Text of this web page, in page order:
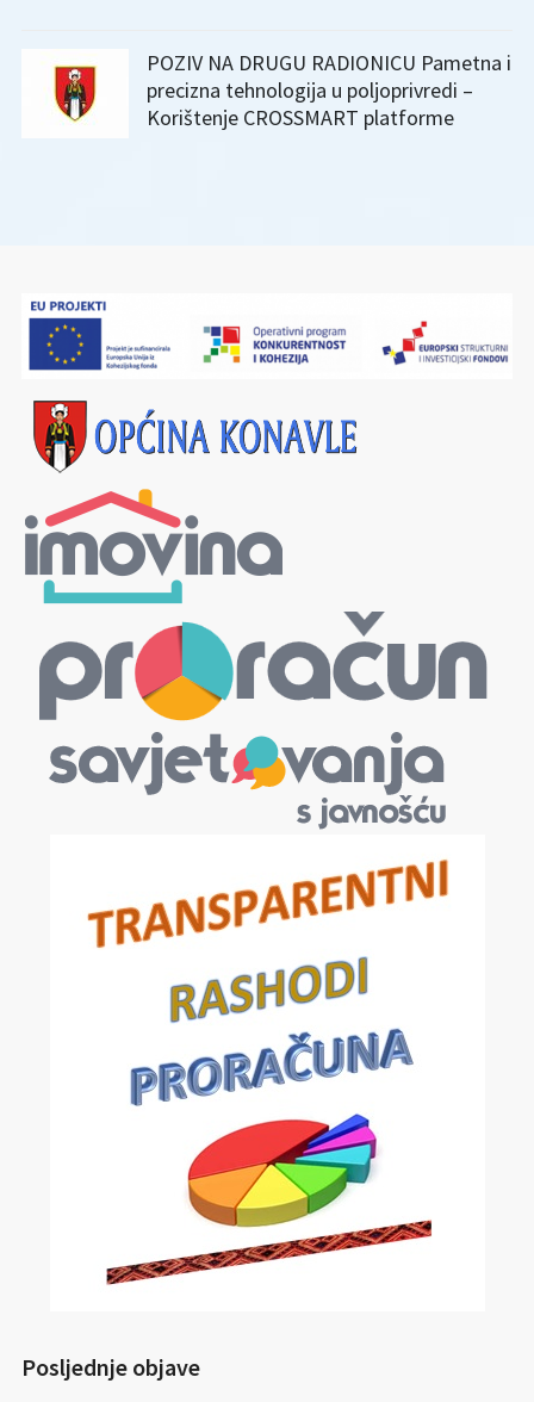
POZIV NA DRUGU RADIONICU Pametna i
precizna tehnologija u poljoprivredi –
Korištenje CROSSMART platforme
Posljednje objave